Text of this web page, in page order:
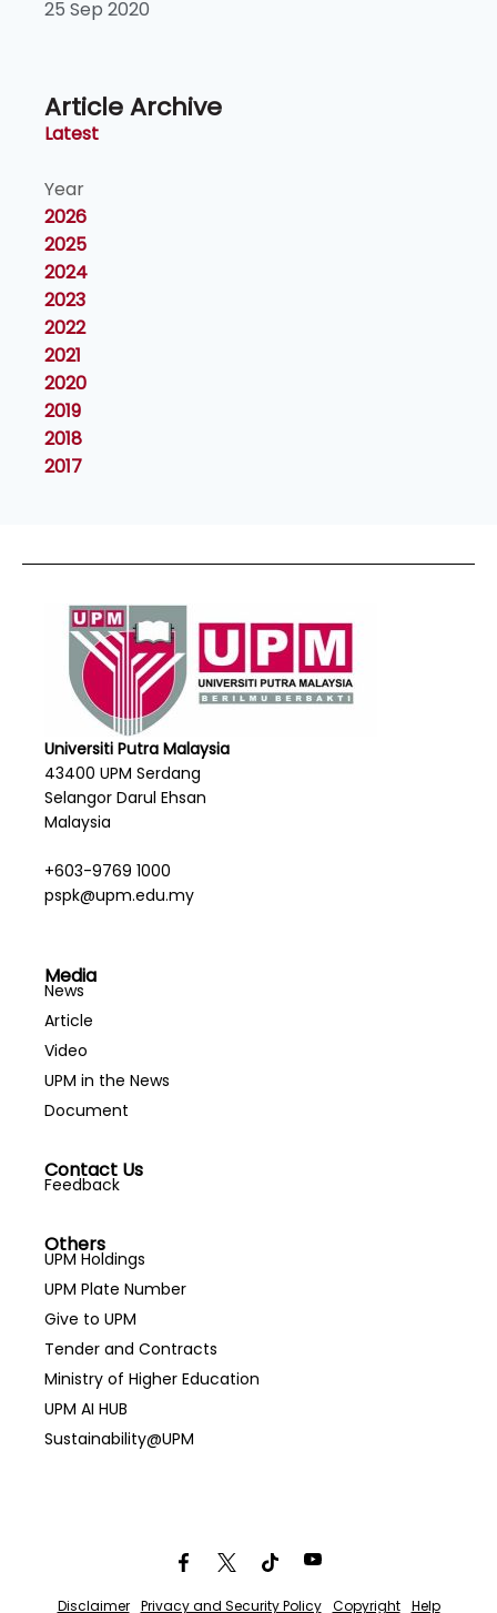
25 Sep 2020
Article Archive
Latest
Year
2026
2025
2024
2023
2022
2021
2020
2019
2018
2017
Universiti Putra Malaysia
43400 UPM Serdang
Selangor Darul Ehsan
Malaysia
+603-9769 1000
pspk@upm.edu.my
Media
News
Article
Video
UPM in the News
Document
Contact Us
Feedback
Others
UPM Holdings
UPM Plate Number
Give to UPM
Tender and Contracts
Ministry of Higher Education
UPM AI HUB
Sustainability@UPM
Disclaimer Privacy and Security Policy Copyright Help